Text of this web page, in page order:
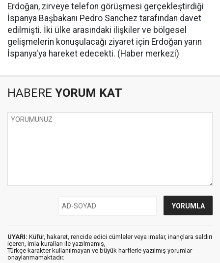
Erdoğan, zirveye telefon görüşmesi gerçekleştirdiği
İspanya Başbakanı Pedro Sanchez tarafından davet
edilmişti. İki ülke arasındaki ilişkiler ve bölgesel
gelişmelerin konuşulacağı ziyaret için Erdoğan yarın
İspanya'ya hareket edecekti. (Haber merkezi)
HABERE YORUM KAT
UYARI: Küfür, hakaret, rencide edici cümleler veya imalar, inançlara saldırı
içeren, imla kuralları ile yazılmamış,
Türkçe karakter kullanılmayan ve büyük harflerle yazılmış yorumlar
onaylanmamaktadır.